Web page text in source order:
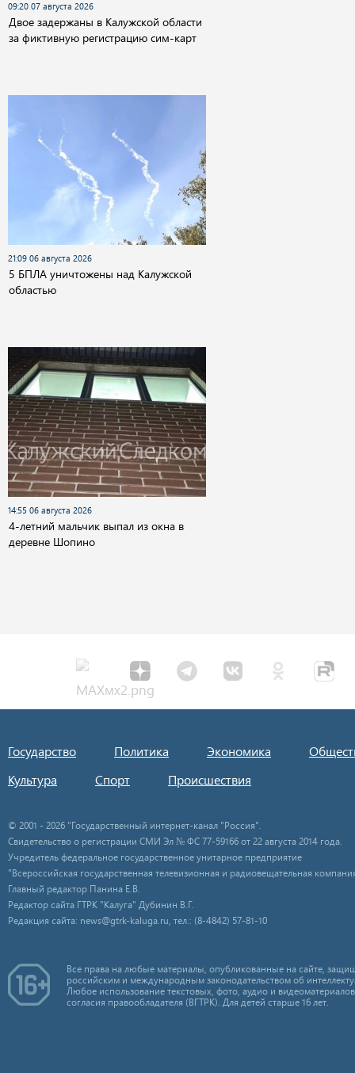
09:20 07 августа 2026
Двое задержаны в Калужской области
за фиктивную регистрацию сим-карт
21:09 06 августа 2026
5 БПЛА уничтожены над Калужской
областью
14:55 06 августа 2026
4-летний мальчик выпал из окна в
деревне Шопино
Государство Политика Экономика
Культура
Спорт Происшествия
© 2001 - 2026 "Государственный интернет-канал "Россия".
Свидетельство о регистрации СМИ Эл № ФС 77-59166 от 22 августа 2014 года.
Учредитель федеральное государственное унитарное предприятие
"Всероссийская государственная телевизионная и радиовещательная
Главный редактор Панина Е.В.
Редактор сайта ГТРК "Калуга" Дубинин В.Г.
Редакция сайта: news@gtrk-kaluga.ru, тел.: (8-4842) 57-81-10
Все права на любые материалы, опубликованные на сайте,
российским и международным законодательством об
Любое использование текстовых, фото, аудио и
согласия правообладателя (ВГТРК). Для детей старше 16 лет.